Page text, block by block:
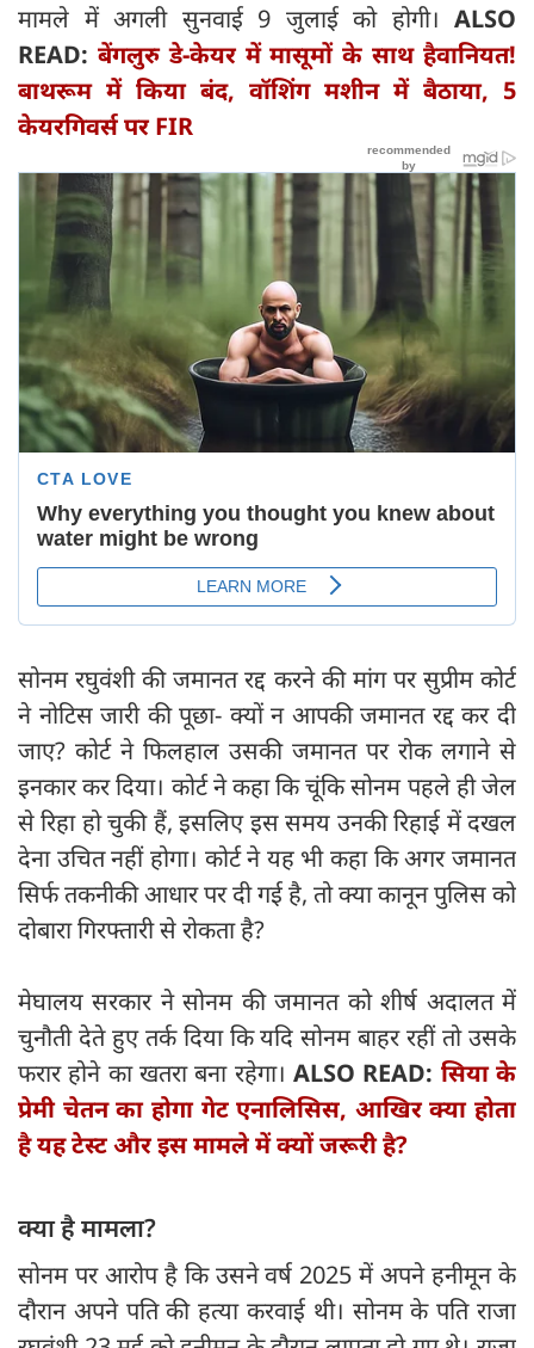
मामले में अगली सुनवाई 9 जुलाई को होगी। ALSO
READ: बेंगलुरु डे-केयर में मासूमों के साथ हैवानियत!
बाथरूम में किया बंद, वॉशिंग मशीन में बैठाया, 5
केयरगिवर्स पर FIR
सोनम रघुवंशी की जमानत रद्द करने की मांग पर सुप्रीम कोर्ट
ने नोटिस जारी की पूछा- क्यों न आपकी जमानत रद्द कर दी
जाए? कोर्ट ने फिलहाल उसकी जमानत पर रोक लगाने से
इनकार कर दिया। कोर्ट ने कहा कि चूंकि सोनम पहले ही जेल
से रिहा हो चुकी हैं, इसलिए इस समय उनकी रिहाई में दखल
देना उचित नहीं होगा। कोर्ट ने यह भी कहा कि अगर जमानत
सिर्फ तकनीकी आधार पर दी गई है, तो क्या कानून पुलिस को
दोबारा गिरफ्तारी से रोकता है?
मेघालय सरकार ने सोनम की जमानत को शीर्ष अदालत में
चुनौती देते हुए तर्क दिया कि यदि सोनम बाहर रहीं तो उसके
फरार होने का खतरा बना रहेगा। ALSO READ: सिया के
प्रेमी चेतन का होगा गेट एनालिसिस, आखिर क्या होता
है यह टेस्ट और इस मामले में क्यों जरूरी है?
क्या है मामला?
सोनम पर आरोप है कि उसने वर्ष 2025 में अपने हनीमून के
दौरान अपने पति की हत्या करवाई थी। सोनम के पति राजा